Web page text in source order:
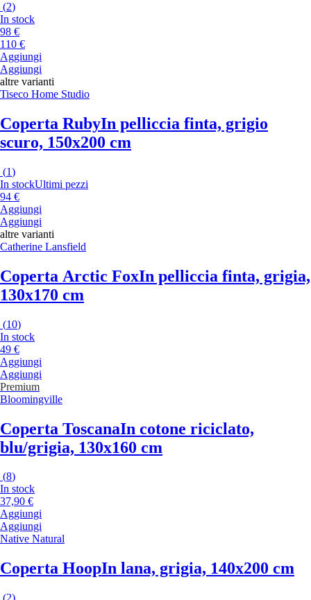
(2)
In stock
98 €
110 €
Aggiungi
Aggiungi
altre varianti
Tiseco Home Studio
Coperta RubyIn pelliccia finta, grigio
scuro, 150x200 cm
(1)
In stockUltimi pezzi
94 €
Aggiungi
Aggiungi
altre varianti
Catherine Lansfield
Coperta Arctic FoxIn pelliccia finta, grigia,
130x170 cm
(10)
In stock
49 €
Aggiungi
Aggiungi
Premium
Bloomingville
Coperta ToscanaIn cotone riciclato,
blu/grigia, 130x160 cm
(8)
In stock
37,90 €
Aggiungi
Aggiungi
Native Natural
Coperta HoopIn lana, grigia, 140x200 cm